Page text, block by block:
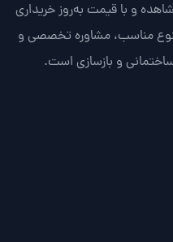
و با قیمت به‌روز خریداری
مناسب، مشاوره تخصصی و
و بازسازی است.